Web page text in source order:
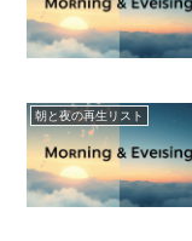
朝と夜の再生リスト